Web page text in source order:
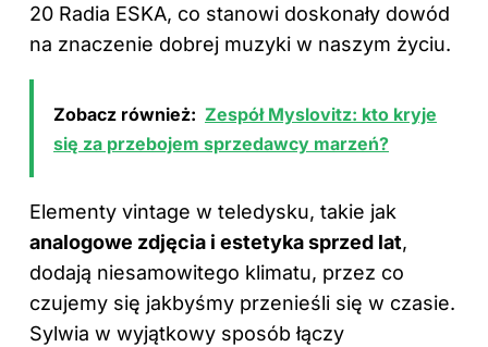
20 Radia ESKA, co stanowi doskonały dowód
na znaczenie dobrej muzyki w naszym życiu.
Zobacz również: Zespół Myslovitz: kto kryje
się za przebojem sprzedawcy marzeń?
Elementy vintage w teledysku, takie jak
analogowe zdjęcia i estetyka sprzed lat,
dodają niesamowitego klimatu, przez co
czujemy się jakbyśmy przenieśli się w czasie.
Sylwia w wyjątkowy sposób łączy